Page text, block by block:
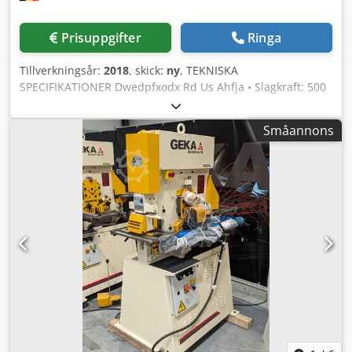
Prisuppgifter Ringa
Tillverkningsår: 2018, skick: ny, TEKNISKA
SPECIFIKATIONER Dwedpfxodx Rd Us Ahfja • Slagkraft: 500
kN / 50 ton • Håltagning: Ø31x12 mm • Slag per minut (vid
15 mm slaglängd): 34 • Halsdjup: 177 mm • Slaglängd: 50
mm • Vinkelstål vid 90⁰: 80x80x8 mm • Plattstål: 350x10 mm
• Rundstång: Ø35 mm • Fyrkantstång: 30 mm • Triangulär
urklinkning: 90x42x10 mm • Bockstation: 100x10 mm •
Motor: 3 kW • Nettovikt: 950 kg
Småannons